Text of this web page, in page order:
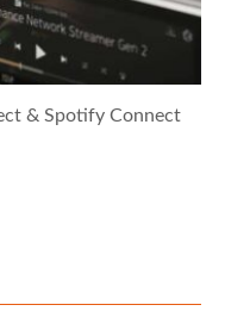
& Spotify Connect